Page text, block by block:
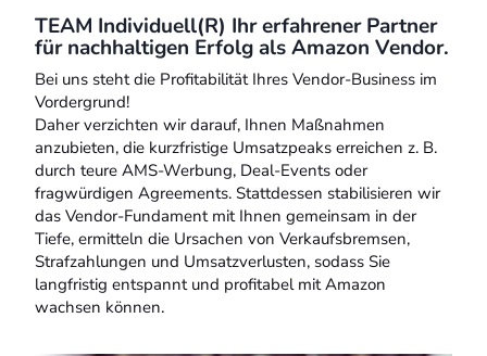
TEAM Individuell(R) Ihr erfahrener Partner
für nachhaltigen Erfolg als Amazon Vendor.
Bei uns steht die Profitabilität Ihres Vendor-Business im
Vordergrund!
Daher verzichten wir darauf, Ihnen Maßnahmen
anzubieten, die kurzfristige Umsatzpeaks erreichen z. B.
durch teure AMS-Werbung, Deal-Events oder
fragwürdigen Agreements. Stattdessen stabilisieren wir
das Vendor-Fundament mit Ihnen gemeinsam in der
Tiefe, ermitteln die Ursachen von Verkaufsbremsen,
Strafzahlungen und Umsatzverlusten, sodass Sie
langfristig entspannt und profitabel mit Amazon
wachsen können.